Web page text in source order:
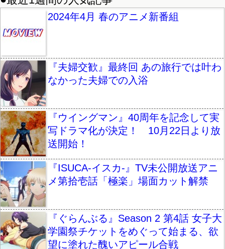
2024年4月 春のアニメ新番組
『夫婦交歓』最終回 あの旅行では叶わ
なかった夫婦での入浴
『ウイングマン』40周年を記念して実
写ドラマ化が決定！ 10月22日より放
送開始！
『ISUCA-イスカ-』TV未公開放送アニ
メ第拾壱話「極楽」場面カット解禁
『ぐらんぶる』Season 2 第4話 女子大
学園祭チケットをめぐって始まる、欲
望に塗れた醜いアピール合戦